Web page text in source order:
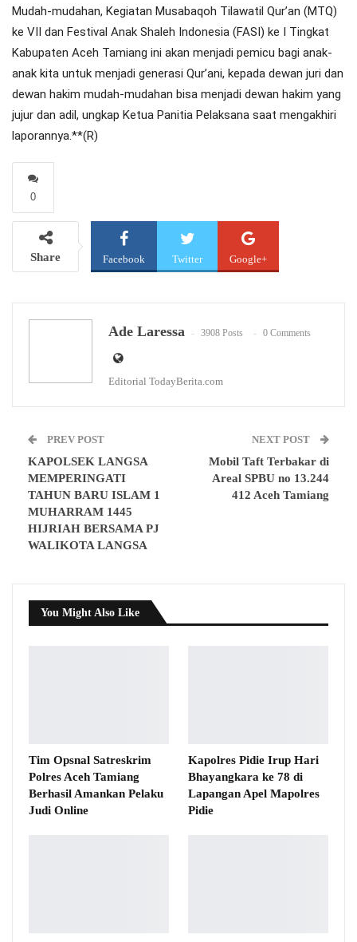
Mudah-mudahan, Kegiatan Musabaqoh Tilawatil Qur’an (MTQ)
ke VII dan Festival Anak Shaleh Indonesia (FASI) ke I Tingkat
Kabupaten Aceh Tamiang ini akan menjadi pemicu bagi anak-
anak kita untuk menjadi generasi Qur’ani, kepada dewan juri dan
dewan hakim mudah-mudahan bisa menjadi dewan hakim yang
jujur dan adil, ungkap Ketua Panitia Pelaksana saat mengakhiri
laporannya.**(R)
0
Share Facebook Twitter Google+
Ade Laressa 3908 Posts 0 Comments
Editorial TodayBerita.com
PREV POST
KAPOLSEK LANGSA
MEMPERINGATI
TAHUN BARU ISLAM 1
MUHARRAM 1445
HIJRIAH BERSAMA PJ
WALIKOTA LANGSA
NEXT POST
Mobil Taft Terbakar di
Areal SPBU no 13.244
412 Aceh Tamiang
You Might Also Like
Tim Opsnal Satreskrim
Polres Aceh Tamiang
Berhasil Amankan Pelaku
Judi Online
Kapolres Pidie Irup Hari
Bhayangkara ke 78 di
Lapangan Apel Mapolres
Pidie